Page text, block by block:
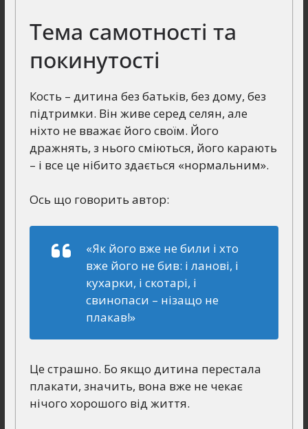
Тема самотності та
покинутості
Кость – дитина без батьків, без дому, без
підтримки. Він живе серед селян, але
ніхто не вважає його своїм. Його
дражнять, з нього сміються, його карають
– і все це нібито здається «нормальним».
Ось що говорить автор:
«Як його вже не били і хто
вже його не бив: і ланові, і
кухарки, і скотарі, і
свинопаси – нізащо не
плакав!»
Це страшно. Бо якщо дитина перестала
плакати, значить, вона вже не чекає
нічого хорошого від життя.